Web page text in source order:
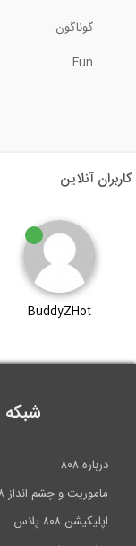
گوناگون
Fun
کاربران آنلاین
BuddyZHot
شبکه
درباره ۸۰۸
ماموریت و چشم انداز ۸۰۸
اپلیکیشن ۸۰۸ پلاس